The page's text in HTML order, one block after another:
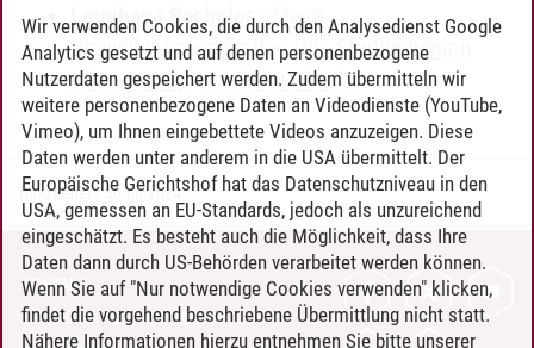
Leuphana Bachelor-Major
Umweltwissenschaften (bis Studienbeginn
WiSe 16/17)-Bachelor Thesis
Timo Leder/30.06.2024
KONTAKT
LEUPHANA ALS ARBEITGEBER
Wir verwenden Cookies, die durch den Analysedienst Google
Analytics gesetzt und auf denen personenbezogene
Nutzerdaten gespeichert werden. Zudem übermitteln wir
weitere personenbezogene Daten an Videodienste (YouTube,
Vimeo), um Ihnen eingebettete Videos anzuzeigen. Diese
Daten werden unter anderem in die USA übermittelt. Der
Europäische Gerichtshof hat das Datenschutzniveau in den
USA, gemessen an EU-Standards, jedoch als unzureichend
eingeschätzt. Es besteht auch die Möglichkeit, dass Ihre
Daten dann durch US-Behörden verarbeitet werden können.
Wenn Sie auf "Nur notwendige Cookies verwenden" klicken,
findet die vorgehend beschriebene Übermittlung nicht statt.
Nähere Informationen hierzu entnehmen Sie bitte unserer